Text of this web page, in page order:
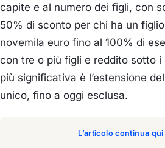
capite e al numero dei figli, con
50% di sconto per chi ha un
novemila euro fino al 100% di
con tre o più figli e reddito sotto
più significativa è l’estensione
unico, fino a oggi esclusa.
L’articolo continua